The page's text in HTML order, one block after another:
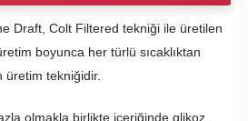
Draft, Colt Filtered tekniği ile üretilen
boyunca her türlü sıcaklıktan
üretim tekniğidir.
olmakla birlikte içeriğinde glikoz